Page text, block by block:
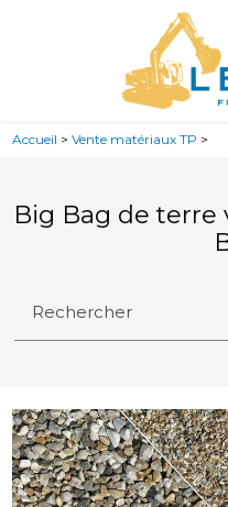
Accueil >Vente matériaux TP >
Big Bag de terre
Rechercher
Panneau de gestion des